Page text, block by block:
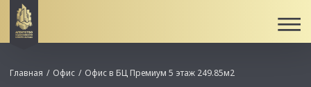
Главная Офис Офис в БЦ Премиум 5 этаж 249.85м2